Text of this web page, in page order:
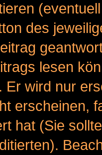
des
lesen
Er wird nur
erscheinen,
hat (Sie